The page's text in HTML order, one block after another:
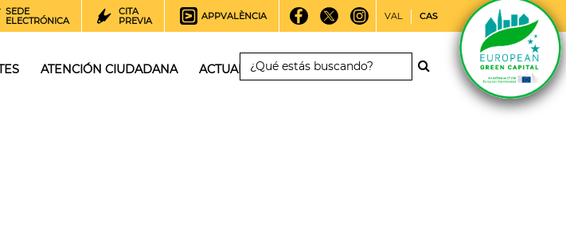
SEDE
ELECTRÓNICA
CITA
PREVIA
APPVALÈNCIA VAL CAS
ATENCIÓN CIUDADANA ACTUALIDAD